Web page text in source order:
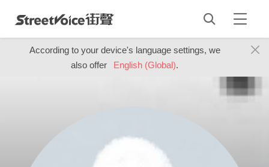
According to your device's language settings, we
also offer
English (Global).